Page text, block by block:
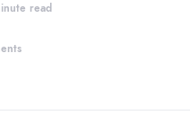
read